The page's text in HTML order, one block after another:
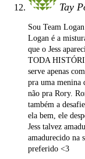
Tay
Sou Team
Logan é a
que o Jess
TODA
serve apenas
pra uma menina
não pra Rory.
também a
ela bem, ele
Jess talvez
amadurecido na
preferido <3